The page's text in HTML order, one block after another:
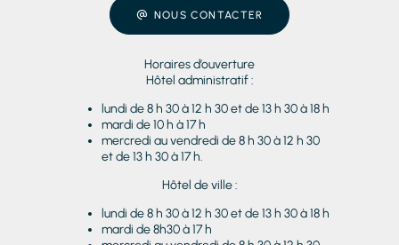
NOUS CONTACTER
Horaires d’ouverture
Hôtel administratif :
lundi de 8 h 30 à 12 h 30 et de 13 h 30 à 18 h
mardi de 10 h à 17 h
mercredi au vendredi de 8 h 30 à 12 h 30
et de 13 h 30 à 17 h.
Hôtel de ville :
lundi de 8 h 30 à 12 h 30 et de 13 h 30 à 18 h
mardi de 8h30 à 17 h